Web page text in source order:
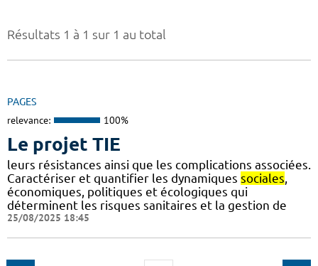
Résultats 1 à 1 sur 1 au total
PAGES
relevance: 100%
Le projet TIE
leurs résistances ainsi que les complications associées.
Caractériser et quantifier les dynamiques sociales
économiques, politiques et écologiques qui
déterminent les risques sanitaires et la gestion de
25/08/2025 18:45